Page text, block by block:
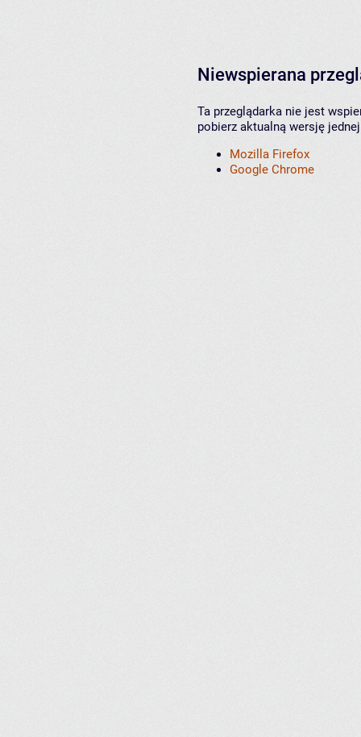
Niewspierana
Ta przeglądarka nie jest
pobierz aktualną wersję
Mozilla Firefox
Google Chrome